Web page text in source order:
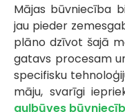
Mājas būvniecība
jau pieder
plāno dzīvot šajā
gatavs procesam
specifisku
māju, svarīgi
guļbūves